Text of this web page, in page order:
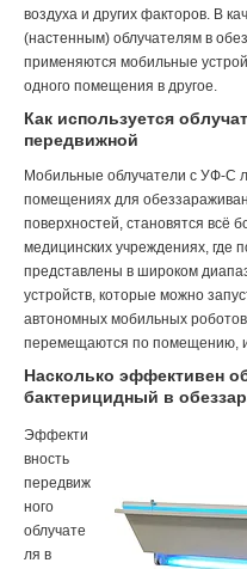
воздуха и других факторов. В
(настенным) облучателям в
применяются мобильные
одного помещения в другое.
Как используется
передвижной
Мобильные облучатели с УФ-С
помещениях для
поверхностей, становятся всё
медицинских учреждениях, где
представлены в широком
устройств, которые можно
автономных мобильных
перемещаются по помещению,
Насколько эффективен
бактерицидный в
Эффекти
вность
передвиж
ного
облучате
ля в